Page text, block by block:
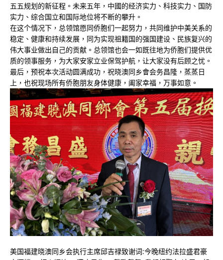
五五规划的新征程。未来五年，中國的经济实力、科技实力、国防
实力、综合国立和国际地位将不断的攀升。
在这个情况下，总领馆愿同侨胞们一起努力，共同维护中美关系的
稳定、健康和持续发展，同为实现祖籍国的强国建设、民族复兴的
伟大事业做出自己的贡献。总领馆也会一如既往地为侨胞们提供优
质的领事服务，为大家安家立业保驾护航，让大家没有后顾之忧。
最后，预祝本次活动圆满成功，祝晓澳同乡會会务昌隆，蒸蒸日
上，也祝现场所有侨胞朋友身体健康，阖家幸福，万事如意。
美国福建晓澳同乡会执行主席邱吉禄致谢词:今晚纽约法拉盛君豪